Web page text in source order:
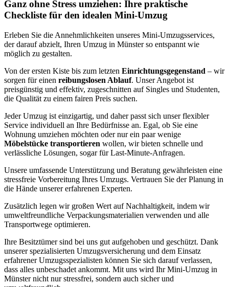
Ganz ohne Stress umziehen: Ihre praktische
Checkliste für den idealen Mini-Umzug
Erleben Sie die Annehmlichkeiten unseres Mini-Umzugsservices,
der darauf abzielt, Ihren Umzug in Münster so entspannt wie
möglich zu gestalten.
Von der ersten Kiste bis zum letzten Einrichtungsgegenstand – wir
sorgen für einen reibungslosen Ablauf. Unser Angebot ist
preisgünstig und effektiv, zugeschnitten auf Singles und Studenten,
die Qualität zu einem fairen Preis suchen.
Jeder Umzug ist einzigartig, und daher passt sich unser flexibler
Service individuell an Ihre Bedürfnisse an. Egal, ob Sie eine
Wohnung umziehen möchten oder nur ein paar wenige
Möbelstücke transportieren wollen, wir bieten schnelle und
verlässliche Lösungen, sogar für Last-Minute-Anfragen.
Unsere umfassende Unterstützung und Beratung gewährleisten eine
stressfreie Vorbereitung Ihres Umzugs. Vertrauen Sie der Planung in
die Hände unserer erfahrenen Experten.
Zusätzlich legen wir großen Wert auf Nachhaltigkeit, indem wir
umweltfreundliche Verpackungsmaterialien verwenden und alle
Transportwege optimieren.
Ihre Besitztümer sind bei uns gut aufgehoben und geschützt. Dank
unserer spezialisierten Umzugsversicherung und dem Einsatz
erfahrener Umzugsspezialisten können Sie sich darauf verlassen,
dass alles unbeschadet ankommt. Mit uns wird Ihr Mini-Umzug in
Münster nicht nur stressfrei, sondern auch sicher und